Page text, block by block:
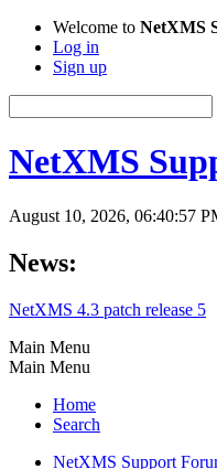
Welcome to NetXMS
Log in
Sign up
NetXMS
August 10, 2026, 06:40:57
News:
NetXMS 4.3 patch release 5
Main Menu
Main Menu
Home
Search
NetXMS Support